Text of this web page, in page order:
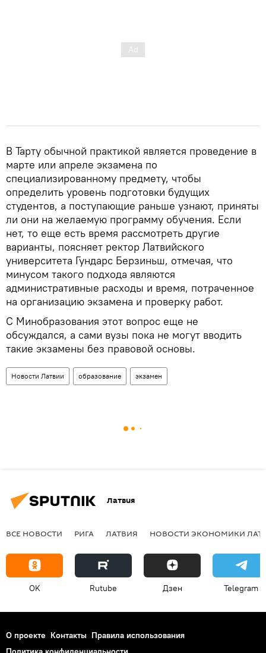
В Тарту обычной практикой является проведение в
марте или апреле экзамена по
специализированному предмету, чтобы
определить уровень подготовки будущих
студентов, а поступающие раньше узнают, приняты
ли они на желаемую программу обучения. Если
нет, то еще есть время рассмотреть другие
варианты, поясняет ректор Латвийского
университета Гундарс Берзиньш, отмечая, что
минусом такого подхода являются
административные расходы и время, потраченное
на организацию экзамена и проверку работ.
С Минобразования этот вопрос еще не
обсуждался, а сами вузы пока не могут вводить
такие экзамены без правовой основы.
Новости Латвии образование экзамен
Латвия
ВСЕ НОВОСТИ РИГА ЛАТВИЯ НОВОСТИ ЭКОНОМИКИ
OK Rutube Дзен Telegram
О проекте Контакты Правила использования